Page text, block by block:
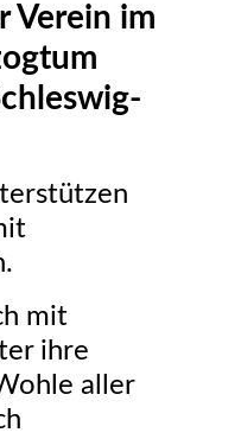
Verein im
mit
ihre
aller